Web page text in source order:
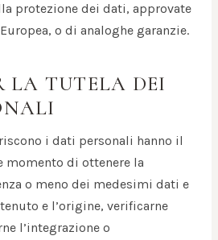
protezione dei dati, approvate
o di analoghe garanzie.
LA TUTELA DEI
i dati personali hanno il
di ottenere la
o meno dei medesimi dati e
e l’origine, verificarne
l’integrazione o